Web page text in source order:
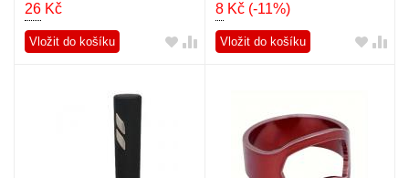
26 Kč
Vložit do košíku
8Kč (-11%)
Vložit do košíku